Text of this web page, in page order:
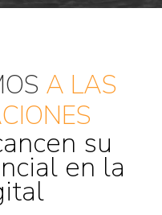
A LAS
su
en la